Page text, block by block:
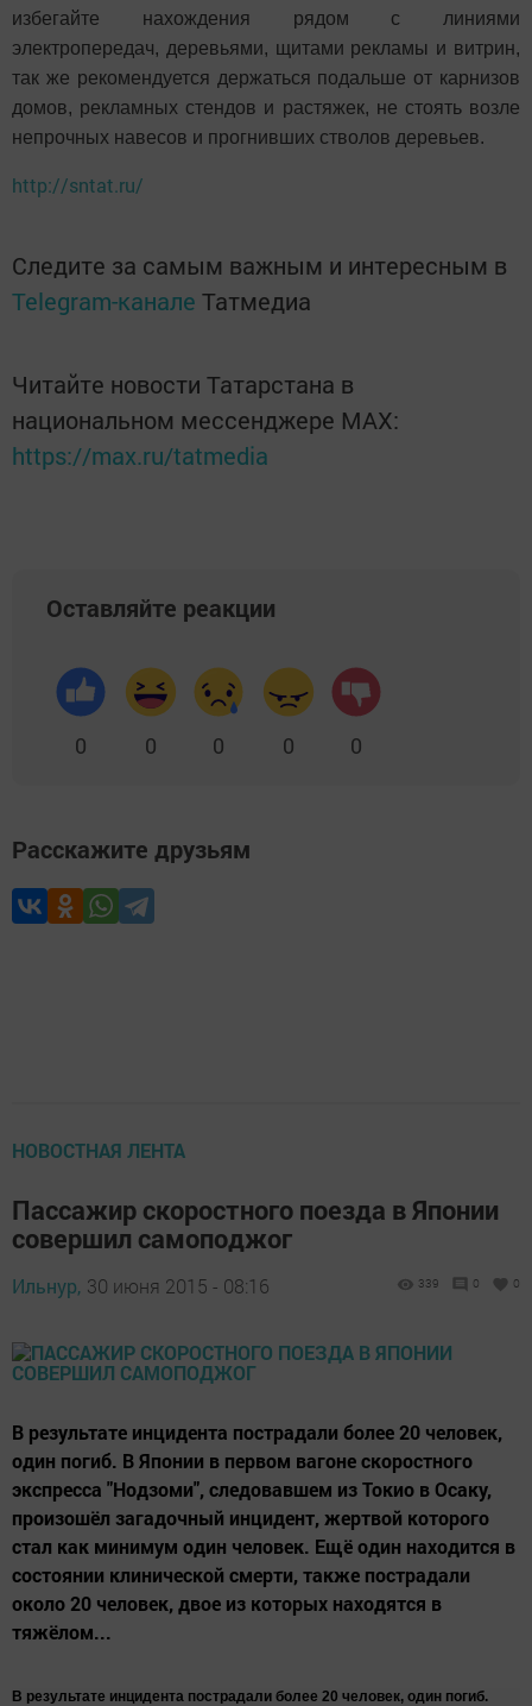
избегайте нахождения рядом с линиями
электропередач, деревьями, щитами рекламы и витрин,
так же рекомендуется держаться подальше от карнизов
домов, рекламных стендов и растяжек, не стоять возле
непрочных навесов и прогнивших стволов деревьев.
http://sntat.ru/
Следите за самым важным и интересным в
Telegram-канале Татмедиа
Читайте новости Татарстана в
национальном мессенджере MАХ:
https://max.ru/tatmedia
Оставляйте реакции
0 0 0 0 0
Расскажите друзьям
НОВОСТНАЯ ЛЕНТА
Пассажир скоростного поезда в Японии
совершил самоподжог
Ильнур, 30 июня 2015 - 08:16 339 0 0
В результате инцидента пострадали более 20 человек,
один погиб. В Японии в первом вагоне скоростного
экспресса "Нодзоми", следовавшем из Токио в Осаку,
произошёл загадочный инцидент, жертвой которого
стал как минимум один человек. Ещё один находится в
состоянии клинической смерти, также пострадали
около 20 человек, двое из которых находятся в
тяжёлом...
В результате инцидента пострадали более 20 человек, один погиб.